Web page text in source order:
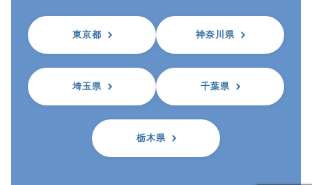
東京都 神奈川県
埼玉県 千葉県
栃木県